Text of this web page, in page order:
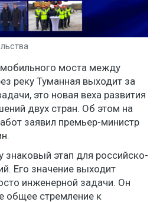
моста между
реку Туманная выходит за
это новая веха развития
двух стран. Об этом на
заявил премьер-министр
знаковый этап для российско-
Его значение выходит
инженерной задачи. Он
общее стремление к